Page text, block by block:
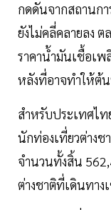
กดดันจากสถานก
ยังไม่คลี่คลายลง
ราคาน้ำมันเชื้อเ
หลังที่อาจทำให้ต้
สำหรับประเทศไ
นักท่องเที่ยวต่าง
จำนวนทั้งสิ้น
ต่างชาติที่เดินทาง